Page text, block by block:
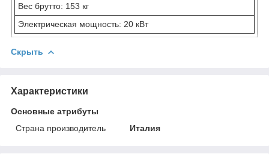
Вес брутто: 153 кг
Электрическая мощность: 20 кВт
Скрыть
Характеристики
Основные атрибуты
Страна производитель
Италия